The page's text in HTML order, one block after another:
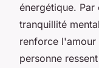
énergétique.
tranquillité
renforce l'amour
personne